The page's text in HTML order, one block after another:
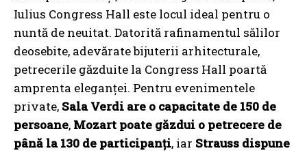
Iulius Congress Hall este locul ideal pentru o
nuntă de neuitat. Datorită rafinamentul sălilor
deosebite, adevărate bijuterii arhitecturale,
petrecerile găzduite la Congress Hall poartă
amprenta eleganței. Pentru evenimentele
private, Sala Verdi are o capacitate de 150 de
persoane, Mozart poate găzdui o petrecere de
până la 130 de participanți, iar Strauss dispune